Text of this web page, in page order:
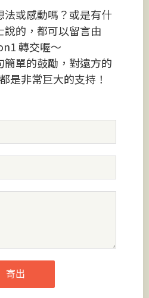
法或感動嗎？或是有什
說的，都可以留言由
轉交喔～
簡單的鼓勵，對遠方的
是非常巨大的支持！
寄出